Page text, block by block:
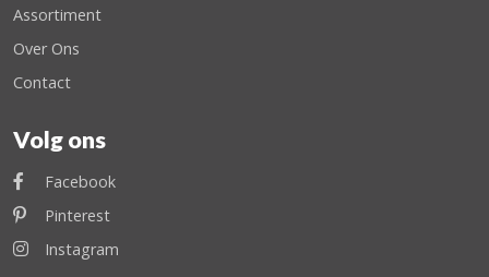
Assortiment
Over Ons
Contact
Volg ons
Facebook
Pinterest
Instagram